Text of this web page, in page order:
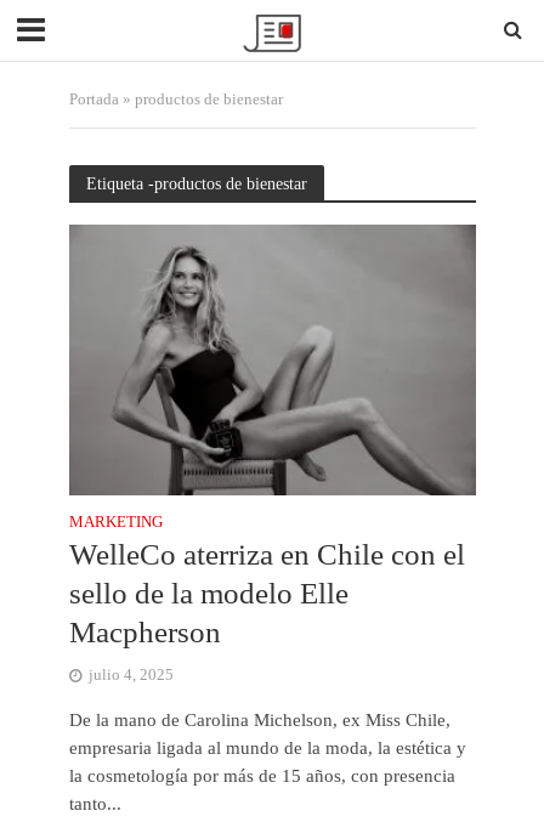
Portada» productos de bienestar
Etiqueta -productos de bienestar
MARKETING
WelleCo aterriza en Chile con el
sello de la modelo Elle
Macpherson
julio 4, 2025
De la mano de Carolina Michelson, ex Miss Chile,
empresaria ligada al mundo de la moda, la estética y
la cosmetología por más de 15 años, con presencia
tanto...